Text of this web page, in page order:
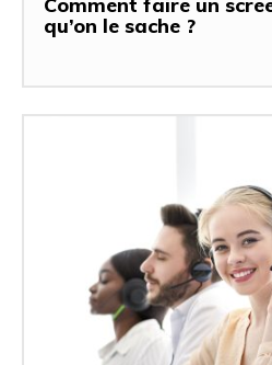
Comment faire un
qu’on le sache ?